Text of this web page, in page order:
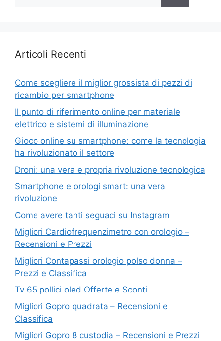
Articoli Recenti
Come scegliere il miglior grossista di pezzi di
ricambio per smartphone
Il punto di riferimento online per materiale
elettrico e sistemi di illuminazione
Gioco online su smartphone: come la tecnologia
ha rivoluzionato il settore
Droni: una vera e propria rivoluzione tecnologica
Smartphone e orologi smart: una vera
rivoluzione
Come avere tanti seguaci su Instagram
Migliori Cardiofrequenzimetro con orologio –
Recensioni e Prezzi
Migliori Contapassi orologio polso donna –
Prezzi e Classifica
Tv 65 pollici oled Offerte e Sconti
Migliori Gopro quadrata – Recensioni e
Classifica
Migliori Gopro 8 custodia – Recensioni e Prezzi